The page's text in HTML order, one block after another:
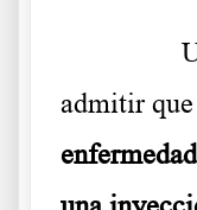
admitir que